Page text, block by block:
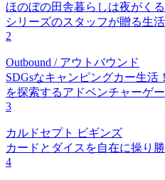
ほのぼの田舎暮らしは夜がく
シリーズのスタッフが贈る生活
2
Outbound / アウトバウンド
SDGsなキャンピングカー生
を探索するアドベンチャーゲー
3
カルドセプト ビギンズ
カードとダイスを自在に操り
4